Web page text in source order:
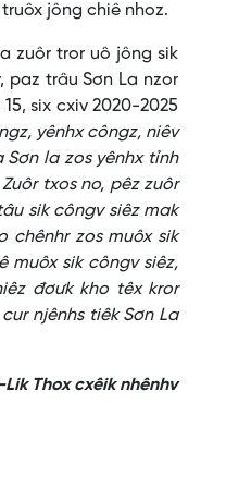
jông chiê nhoz.
zuôr tror uô jông sik
paz trâu Sơn La nzor
six cxiv 2020-2025
yênhx côngz, niêv
Sơn la zos yênhx tỉnh
txos no, pêz zuôr
sik côngv siêz mak
chênhr zos muôx sik
muôx sik côngv siêz,
đơưk kho têx kror
njênhs tiêk Sơn La
Lik Thox cxêik nhênhv